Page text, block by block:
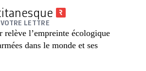
VOTRE LETTRE
relève l’empreinte écologique
dans le monde et ses